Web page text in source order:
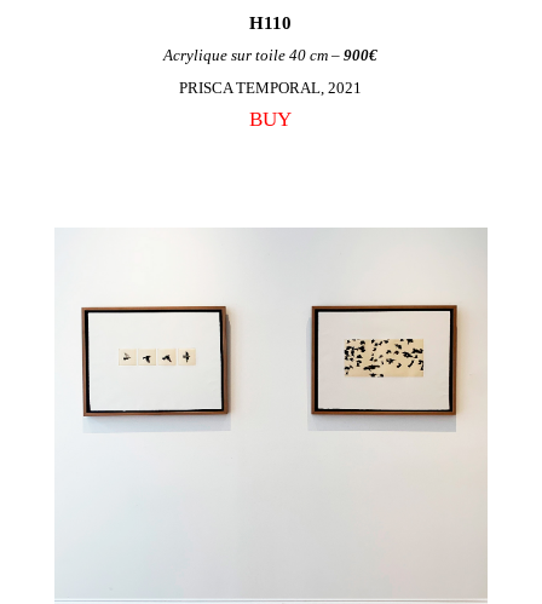
H110
Acrylique sur toile 40 cm –900€
PRISCA TEMPORAL, 2021
BUY